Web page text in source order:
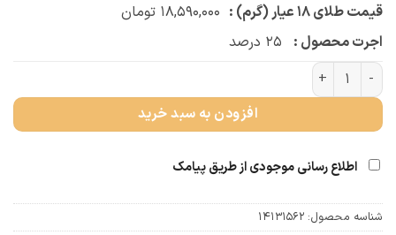
قیمت طلای ۱۸ عیار (گرم) :
۱۸,۵۹۰,۰۰۰ تومان
اجرت محصول :
۲۵ درصد
گوشواره میخی گل و زنبور (کد 3828) عدد
افزودن به سبد خرید
اطلاع رسانی موجودی از طریق پیامک
شناسه محصول: 14131562